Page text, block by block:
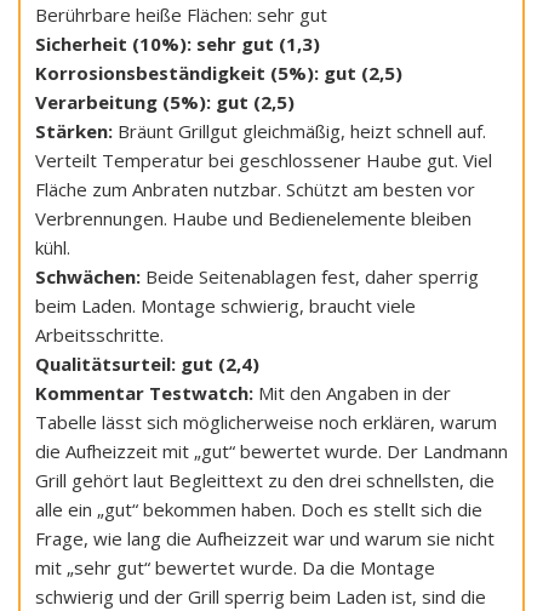
Berührbare heiße Flächen: sehr gut
Sicherheit (10%): sehr gut (1,3)
Korrosionsbeständigkeit (5%): gut (2,5)
Verarbeitung (5%): gut (2,5)
Stärken: Bräunt Grillgut gleichmäßig, heizt schnell auf.
Verteilt Temperatur bei geschlossener Haube gut. Viel
Fläche zum Anbraten nutzbar. Schützt am besten vor
Verbrennungen. Haube und Bedienelemente bleiben
kühl.
Schwächen: Beide Seitenablagen fest, daher sperrig
beim Laden. Montage schwierig, braucht viele
Arbeitsschritte.
Qualitätsurteil: gut (2,4)
Kommentar Testwatch: Mit den Angaben in der
Tabelle lässt sich möglicherweise noch erklären, warum
die Aufheizzeit mit „gut“ bewertet wurde. Der Landmann
Grill gehört laut Begleittext zu den drei schnellsten, die
alle ein „gut“ bekommen haben. Doch es stellt sich die
Frage, wie lang die Aufheizzeit war und warum sie nicht
mit „sehr gut“ bewertet wurde. Da die Montage
schwierig und der Grill sperrig beim Laden ist, sind die